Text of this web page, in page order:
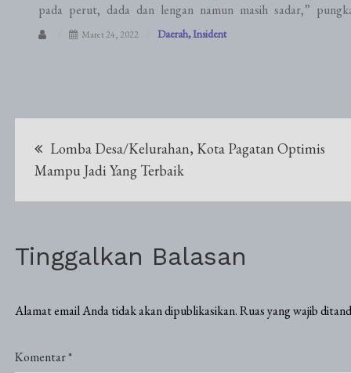
pada perut, dada dan lengan namun masih sadar,”
Maret 24, 2022 Daerah Insident
Navigasi
pos
Lomba Desa/Kelurahan, Kota Pagatan Optimis
Mampu Jadi Yang Terbaik
Tinggalkan Balasan
Alamat email Anda tidak akan dipublikasikan.Ruas yang wajib
Komentar*